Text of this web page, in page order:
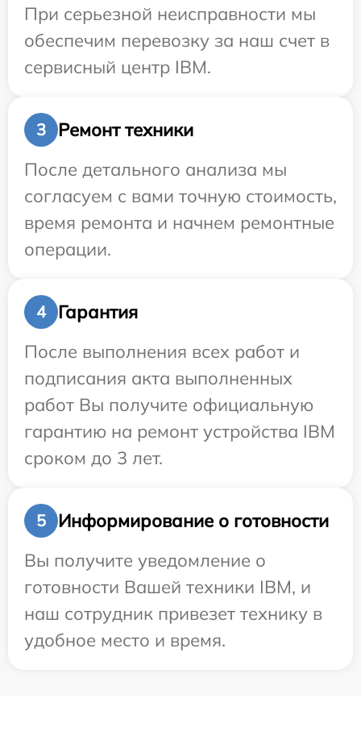
При серьезной неисправности мы
обеспечим перевозку за наш счет в
сервисный центр IBM.
3
Ремонт техники
После детального анализа мы
согласуем с вами точную стоимость,
время ремонта и начнем ремонтные
операции.
4
Гарантия
После выполнения всех работ и
подписания акта выполненных
работ Вы получите официальную
гарантию на ремонт устройства IBM
сроком до 3 лет.
5
Информирование о готовности
Вы получите уведомление о
готовности Вашей техники IBM, и
наш сотрудник привезет технику в
удобное место и время.